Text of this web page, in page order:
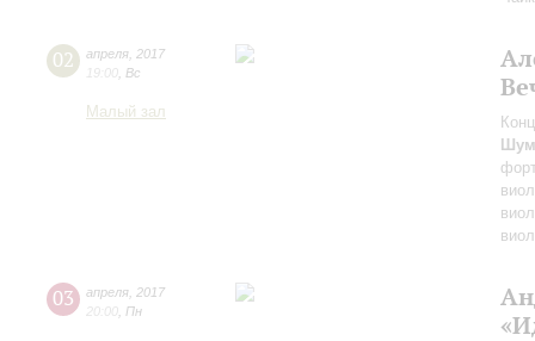
02 апреля 2017
19:00 Вс
Малый зал
03 апреля 2017
20:00 Пн